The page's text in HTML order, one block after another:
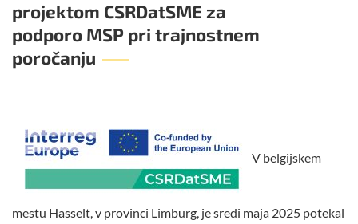
projektom CSRDatSME za
podporo MSP pri trajnostnem
poročanju
V belgijskem
mestu Hasselt, v provinci Limburg, je sredi maja 2025 potekal